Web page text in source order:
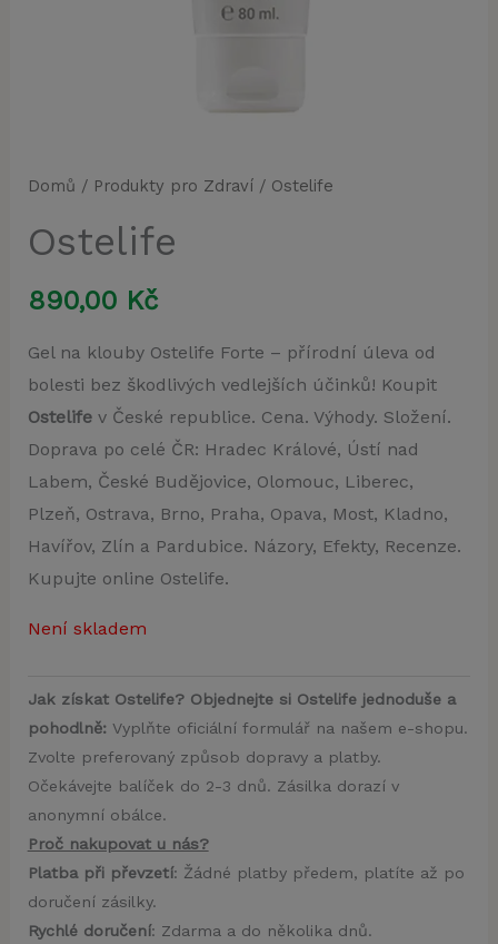
Domů / Produkty pro Zdraví/ Ostelife
Ostelife
890,00 Kč
Gel na klouby Ostelife Forte – přírodní úleva od
bolesti bez škodlivých vedlejších účinků! Koupit
Ostelifev České republice. Cena. Výhody. Složení.
Doprava po celé ČR: Hradec Králové, Ústí nad
Labem, České Budějovice, Olomouc, Liberec,
Plzeň, Ostrava, Brno, Praha, Opava, Most, Kladno,
Havířov, Zlín a Pardubice. Názory, Efekty, Recenze.
Kupujte online Ostelife.
Není skladem
Jak získat Ostelife? Objednejte si Ostelife jednoduše a
pohodlně:Vyplňte oficiální formulář na našem e-shopu.
Zvolte preferovaný způsob dopravy a platby.
Očekávejte balíček do 2-3 dnů. Zásilka dorazí v
anonymní obálce.
Proč nakupovat u nás?
Platba při převzetí: Žádné platby předem, platíte až po
doručení zásilky.
Rychlé doručení: Zdarma a do několika dnů.